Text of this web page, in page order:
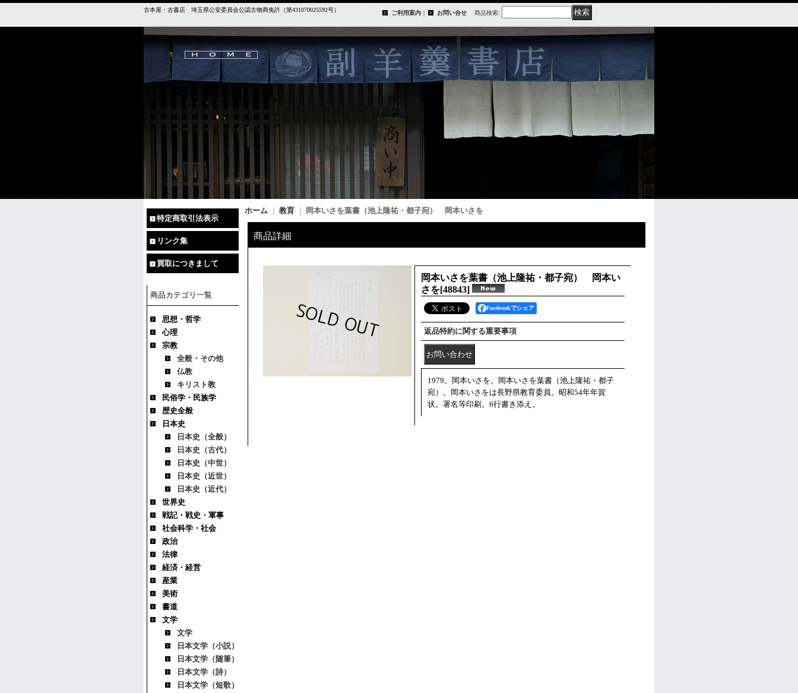
古本屋・古書店 埼玉県公安委員会公認古物商免許（第431070025592号） ご利用案内｜ お問い合せ 商品検索:
特定商取引法表示
リンク集
買取につきまして
商品カテゴリ一覧
思想・哲学
心理
宗教
全般・その他
仏教
キリスト教
民俗学・民族学
歴史全般
日本史
日本史（全般）
日本史（古代）
日本史（中世）
日本史（近世）
日本史（近代）
世界史
戦記・戦史・軍事
社会科学・社会
政治
法律
経済・経営
産業
美術
書道
文学
文学
日本文学（小説）
日本文学（随筆）
日本文学（詩）
日本文学（短歌）
ホーム 教育 岡本いさを葉書（池上隆祐・都子宛） 岡本いさを
商品詳細
岡本いさを葉書（池上隆祐・都子宛） 岡本い
さを[48843]
Facebookでシェア
返品特約に関する重要事項
1979。岡本いさを。岡本いさを葉書（池上隆祐・都子
宛）。岡本いさをは長野県教育委員。昭和54年年賀
状。署名等印刷。6行書き添え。